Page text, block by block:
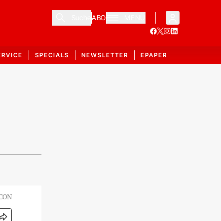
ABO
SPECIALS NEWSLETTER EPAPER